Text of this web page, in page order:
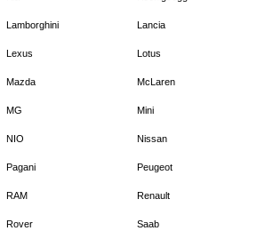
Lamborghini Lancia
Lexus Lotus
Mazda McLaren
MG Mini
NIO Nissan
Pagani Peugeot
RAM Renault
Rover Saab